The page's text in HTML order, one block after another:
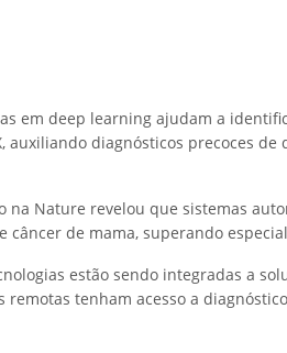
em deep learning ajudam a
auxiliando diagnósticos precoces de
na Nature revelou que sistemas
câncer de mama, superando
estão sendo integradas a
remotas tenham acesso a